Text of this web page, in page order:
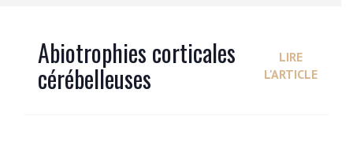
Abiotrophies corticales
cérébelleuses
LIRE
L'ARTICLE